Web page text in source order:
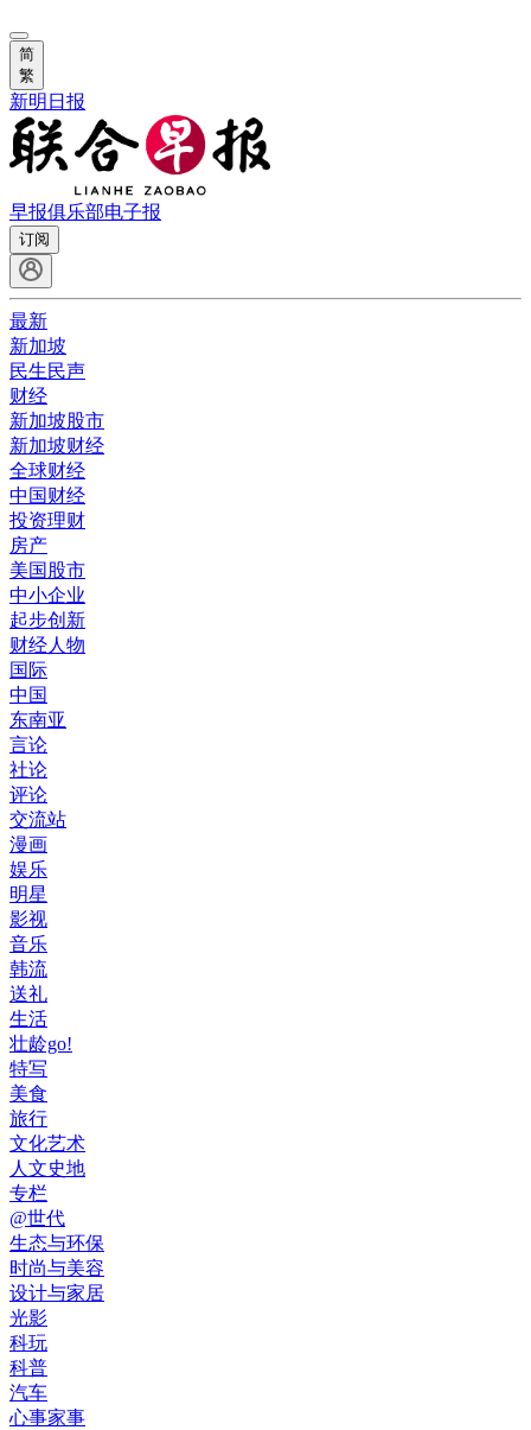
简
繁
新明日报
早报俱乐部电子报
订阅
最新
新加坡
民生民声
财经
新加坡股市
新加坡财经
全球财经
中国财经
投资理财
房产
美国股市
中小企业
起步创新
财经人物
国际
中国
东南亚
言论
社论
评论
交流站
漫画
娱乐
明星
影视
音乐
韩流
送礼
生活
壮龄go!
特写
美食
旅行
文化艺术
人文史地
专栏
@世代
生态与环保
时尚与美容
设计与家居
光影
科玩
科普
汽车
心事家事